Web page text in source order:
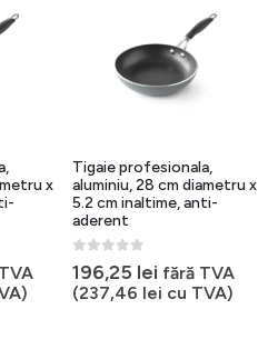
x
Tigaie profesionala,
aluminiu, 28 cm diametru x
5.2 cm inaltime, anti-
aderent
196,25 lei fără TVA
(237,46 lei cu TVA)